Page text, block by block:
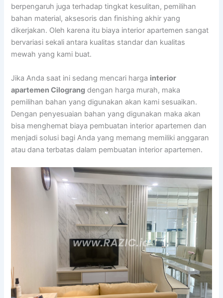
berpengaruh juga terhadap tingkat kesulitan, pemilihan
bahan material, aksesoris dan finishing akhir yang
dikerjakan. Oleh karena itu biaya interior apartemen sangat
bervariasi sekali antara kualitas standar dan kualitas
mewah yang kami buat.
Jika Anda saat ini sedang mencari harga interior
apartemen Cilograng dengan harga murah, maka
pemilihan bahan yang digunakan akan kami sesuaikan.
Dengan penyesuaian bahan yang digunakan maka akan
bisa menghemat biaya pembuatan interior apartemen dan
menjadi solusi bagi Anda yang memang memiliki anggaran
atau dana terbatas dalam pembuatan interior apartemen.